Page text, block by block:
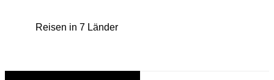
Reisen in 7 Länder